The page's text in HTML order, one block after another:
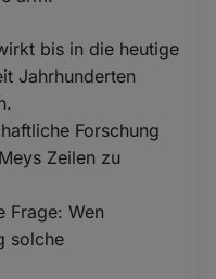
bis in die heutige
Jahrhunderten
Forschung
Zeilen zu
Frage: Wen
solche